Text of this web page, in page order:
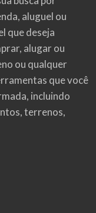
aluguel ou
que deseja
alugar ou
ou qualquer
que você
incluindo
terrenos,